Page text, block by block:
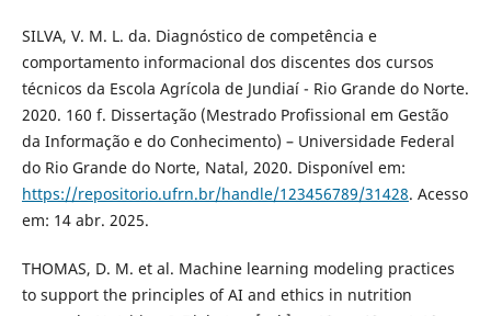
SILVA, V. M. L. da. Diagnóstico de competência e
comportamento informacional dos discentes dos cursos
técnicos da Escola Agrícola de Jundiaí - Rio Grande do Norte.
2020. 160 f. Dissertação (Mestrado Profissional em Gestão
da Informação e do Conhecimento) – Universidade Federal
do Rio Grande do Norte, Natal, 2020. Disponível em:
https://repositorio.ufrn.br/handle/123456789/31428. Acesso
em: 14 abr. 2025.
THOMAS, D. M. et al. Machine learning modeling practices
to support the principles of AI and ethics in nutrition